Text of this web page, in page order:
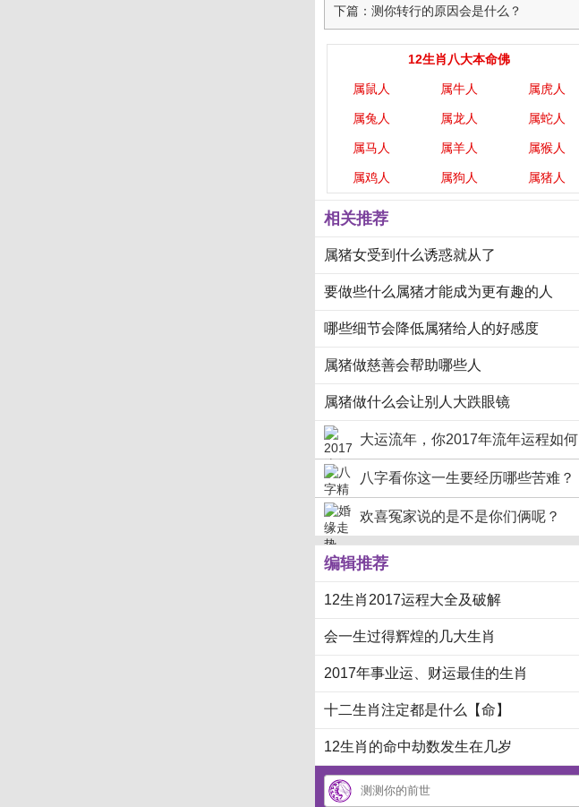
下篇：测你转行的原因会是什么？
12生肖八大本命佛
属鼠人 属牛人 属虎人
属兔人 属龙人 属蛇人
属马人 属羊人 属猴人
属鸡人 属狗人 属猪人
相关推荐
属猪女受到什么诱惑就从了
要做些什么属猪才能成为更有趣的人
哪些细节会降低属猪给人的好感度
属猪做慈善会帮助哪些人
属猪做什么会让别人大跌眼镜
大运流年，你2017年流年运程如何
八字看你这一生要经历哪些苦难？
欢喜冤家说的是不是你们俩呢？
编辑推荐
12生肖2017运程大全及破解
会一生过得辉煌的几大生肖
2017年事业运、财运最佳的生肖
十二生肖注定都是什么【命】
12生肖的命中劫数发生在几岁